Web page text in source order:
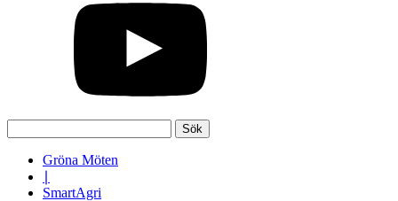
efter:
Gröna Möten
SmartAgri